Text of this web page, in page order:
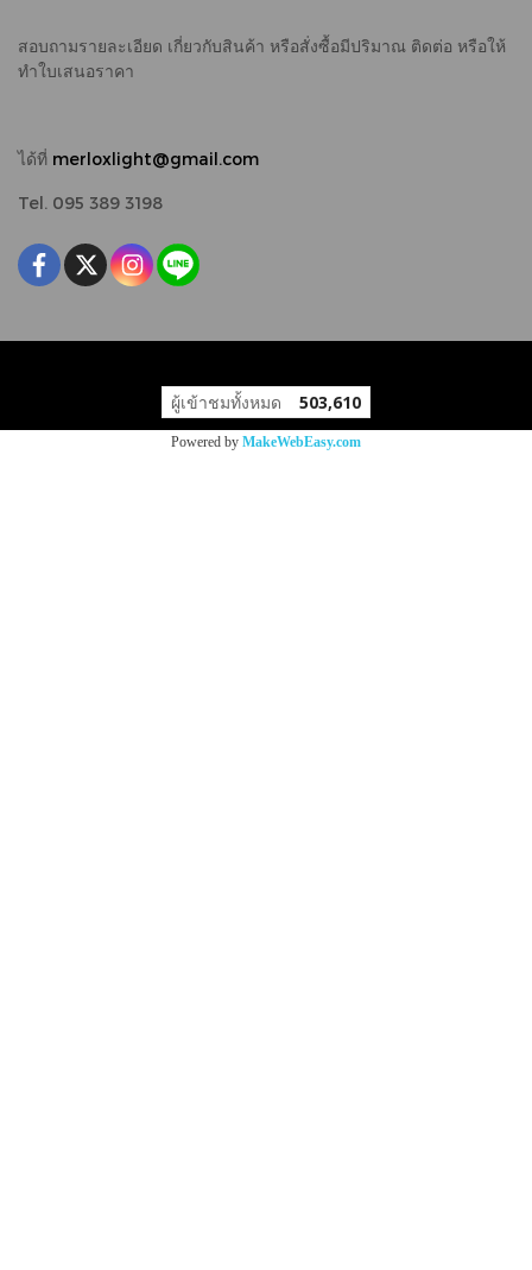
สอบถามรายละเอียด เกี่ยวกับสินค้า หรือสั่งซื้อมีปริมาณ ติดต่อ หรือให้
ทำใบเสนอราคา
ได้ที่ merloxlight@gmail.com
Tel. 095 389 3198
ผู้เข้าชมวันนี้ 226
Powered by MakeWebEasy.com